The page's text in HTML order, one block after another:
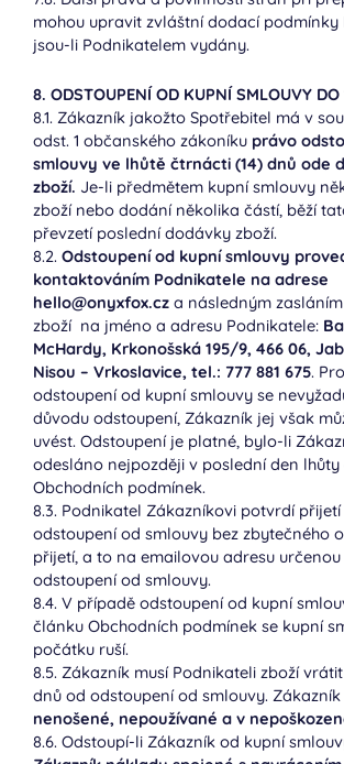
mohou upravit zvláštní dodací podmínky
jsou-li Podnikatelem vydány.
8. ODSTOUPENÍ OD KUPNÍ SMLOUVY
8.1. Zákazník jakožto Spotřebitel má v
odst. 1 občanského zákoníku právo
smlouvy ve lhůtě čtrnácti (14) dnů ode
zboží. Je-li předmětem kupní smlouvy
zboží nebo dodání několika částí, běží
převzetí poslední dodávky zboží.
8.2. Odstoupení od kupní smlouvy
kontaktováním Podnikatele na adrese
hello@onyxfox.cz a následným
zboží na jméno a adresu Podnikatele:
McHardy, Krkonošská 195/9, 466 06,
Nisou – Vrkoslavice, tel.: 777 881 675.
odstoupení od kupní smlouvy se
důvodu odstoupení, Zákazník jej však
uvést. Odstoupení je platné, bylo-li
odesláno nejpozději v poslední den lhůty
Obchodních podmínek.
8.3. Podnikatel Zákazníkovi potvrdí
odstoupení od smlouvy bez zbytečného
přijetí, a to na emailovou adresu
odstoupení od smlouvy.
8.4. V případě odstoupení od kupní
článku Obchodních podmínek se kupní
počátku ruší.
8.5. Zákazník musí Podnikateli zboží
dnů od odstoupení od smlouvy.
nenošené, nepoužívané a v
8.6. Odstoupí-li Zákazník od kupní